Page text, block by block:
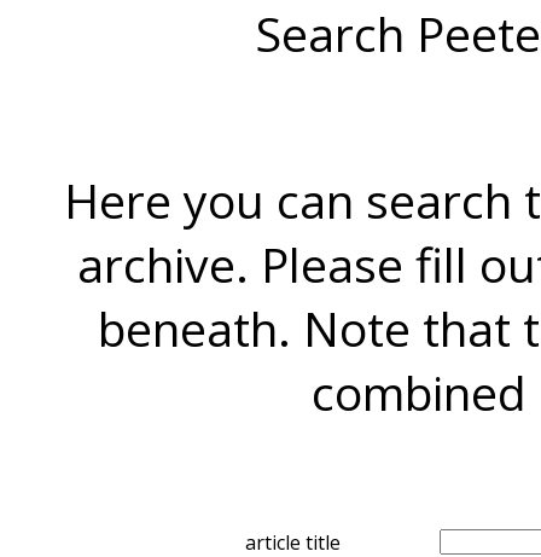
Search
Here you can search
archive. Please fill
beneath. Note that
combined
article title